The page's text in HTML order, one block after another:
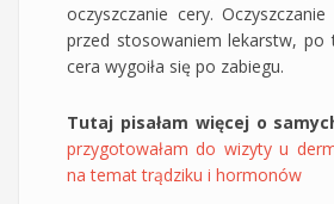
oczyszczanie cery.
przed stosowaniem lekarstw, po
cera wygoiła się po zabiegu.
Tutaj pisałam więcej o
przygotowałam do wizyty u
na temat trądziku i hormonów